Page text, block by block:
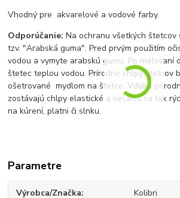
Vhodný pre akvarelové a vodové farby.
Odporúčanie: Na ochranu všetkých štetcov
tzv. "Arabská guma". Pred prvým použitím
vodou a vymyte arabskú gumu. Po maľovaní
štetec teplou vodou. Prírodné chlpy štetcov
ošetrované mydlom na štetce. Vďaka
zostávajú chlpy elastické a nelámu sa tak
na kúrení, platni či slnku.
Parametre
Výrobca/Značka Kolibri